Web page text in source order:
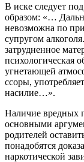
В иске следует
образом: «…
невозможна по
супругом
затрудненное
психологическая
угнетающей
ссоры,
насилие…».
Наличие вредных
основными
родителей
понадобятся
наркотической